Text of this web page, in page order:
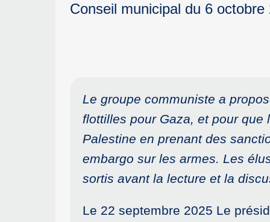
Conseil municipal du 6 octobre
Le groupe communiste a
flottilles pour Gaza, et pour
Palestine en prenant des
embargo sur les armes. Les
sortis avant la lecture et la
Le 22 septembre 2025 Le